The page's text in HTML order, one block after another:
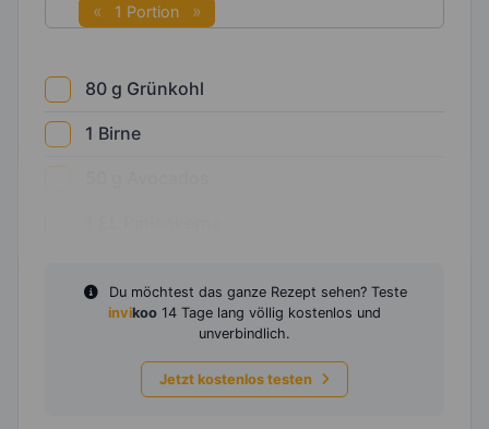
1 Portion
80 g Grünkohl
1 Birne
Du möchtest das ganze Rezept sehen? Teste
invikoo 14 Tage lang völlig kostenlos und
unverbindlich.
Jetzt kostenlos testen